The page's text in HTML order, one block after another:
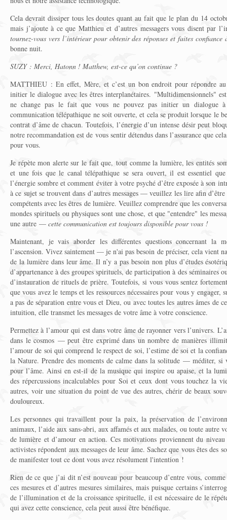
Cela devrait dissiper tous les doutes quant au fait que le plan du 14
mais j’ajoute à ce que Matthieu et d’autres messagers vous disent par
tournez-vous vers l’intérieur pour obtenir des réponses et faites
bonne nuit.
SUZY : Merci, Hatonn ! Matthew, est-ce qu’on continue ?
MATTHIEU : En effet, Mère, et c’est un bon endroit pour répondre
initier le dialogue avec les êtres interplanétaires. "Multidimensionnels"
ne change pas le fait que vous ne pouvez pas initier un dialogue
communication télépathique ne soit ouverte, et cela se produit lorsque le
contrat d’âme de chacun. Toutefois, l’énergie d’un intense désir peut
notre recommandation est de vous sentir détendus dans l’assurance que
pour vous.
Je répète mon alerte sur le fait que, tout comme la lumière, les entités
et une fois que le canal télépathique se sera ouvert, il est essentiel
l’énergie sombre et comment éviter à votre psyché d’être exposée à son
à ce sujet se trouvent dans d’autres messages — veuillez les lire afin
compétents avec les êtres de lumière. Veuillez comprendre que les
mondes spirituels ou physiques sont une chose, et que "entendre" les
une autre — cette communication est toujours disponible pour vous !
Maintenant, je vais aborder les différentes questions concernant la
l’ascension. Vivez saintement — je n'ai pas besoin de préciser, cela vient
de la lumière dans leur âme. Il n’y a pas besoin non plus d’études
d’appartenance à des groupes spirituels, de participation à des séminaires
d’instauration de rituels de prière. Toutefois, si vous vous sentez
que vous avez le temps et les ressources nécessaires pour vous y engager,
a pas de séparation entre vous et Dieu, ou avec toutes les autres âmes de
intuition, elle transmet les messages de votre âme à votre conscience.
Permettez à l’amour qui est dans votre âme de rayonner vers l’univers.
dans le cosmos — peut être exprimé dans un nombre de manières
l’amour de soi qui comprend le respect de soi, l’estime de soi et la
la Nature. Prendre des moments de calme dans la solitude — méditer,
pour l’âme. Ainsi en est-il de la musique qui inspire ou apaise, et la
des répercussions incalculables pour Soi et ceux dont vous touchez la
autres, voir une situation du point de vue des autres, chérir de beaux
douloureux.
Les personnes qui travaillent pour la paix, la préservation de
animaux, l’aide aux sans-abri, aux affamés et aux malades, ou toute autre
de lumière et d’amour en action. Ces motivations proviennent du
activistes répondent aux messages de leur âme. Sachez que vous êtes des
de manifester tout ce dont vous avez résolument l'intention !
Rien de ce que j’ai dit n’est nouveau pour beaucoup d’entre vous,
ces mesures et d’autres mesures similaires, mais puisque certains
de l’illumination et de la croissance spirituelle, il est nécessaire de le
qui avez cette conscience, cela peut aussi être bénéfique.